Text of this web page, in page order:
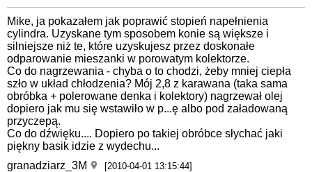
Mike, ja pokazałem jak poprawić stopień napełnienia
cylindra. Uzyskane tym sposobem konie są większe i
silniejsze niż te, które uzyskujesz przez doskonałe
odparowanie mieszanki w porowatym kolektorze.
Co do nagrzewania - chyba o to chodzi, żeby mniej ciepła
szło w układ chłodzenia? Mój 2,8 z karawana (taka sama
obróbka + polerowane denka i kolektory) nagrzewał olej
dopiero jak mu się wstawiło w p...ę albo pod załadowaną
przyczepą.
Co do dźwięku.... Dopiero po takiej obróbce słychać jaki
piękny basik idzie z wydechu...
granadziarz_3M
[2010-04-01 13:15:44]